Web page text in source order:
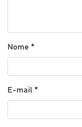
Nome *
E-mail *